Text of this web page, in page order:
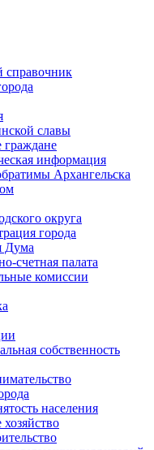
справочник
славы
информация
Архангельска
округа
города
Дума
счетная палата
комиссии
собственность
населения
хозяйство